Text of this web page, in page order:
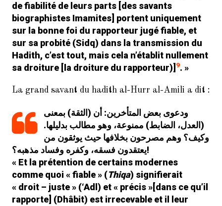
de fiabilité de leurs parts [des savants
biographistes Imamites] portent uniquement
sur la bonne foi du rapporteur jugé fiable, et
sur sa probité (Sidq) dans la transmission du
Hadith, c’est tout, mais cela n’établit nullement
sa droiture [la droiture du rapporteur)] 9. »
La grand savant du hadith al-Hurr al-Amili a dit :
ودعوى بعض المتأخرين: أن (الثقة) بمعنى
(العدل، الضابط) ممنوعة، وهو مطالب بدليلها.
وكيف؟ وهم مصرحون بخلافها حيث يوثقون من
يعتقدون فسقه، وكفره وفساد مذهبه؟!
« Et la prétention de certains modernes
comme quoi « fiable » (Thiqa) signifierait
« droit – juste » (‘Adl ) et « précis »[dans ce qu’il
rapporte] (Dhâbit) est irrecevable et il leur